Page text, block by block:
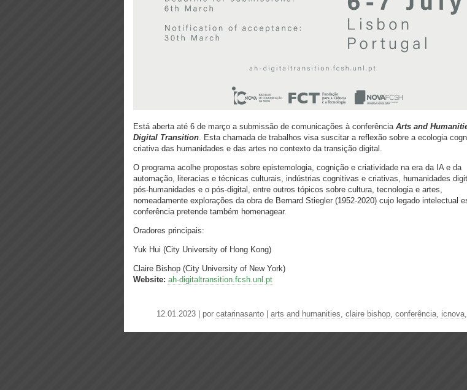
Está aberta até 6 de março a submissão de comunicações à conferência Arts and
Digital Transition. Esta chamada de trabalhos visa suscitar a reflexão sobre a ecologia
criativa das humanidades e das artes no contexto da transição digital.
O programa acolhe propostas sobre epistemologia, cognição e criatividade na era da IA e da
automação, literacias e técnicas culturais, indústrias cognitivas e criativas, humanidades
pós-humanidades e o pós-digital, entre outros tópicos sobre cultura, tecnologia e artes,
nomeadamente explorações da obra de Bernard Stiegler (1952-2020) cujo legado intelectual
conferência pretende também homenagear.
Oradores principais:
Yuk Hui (City University of Hong Kong)
Claire Bishop (City University of New York)
Website: ah-digitaltransition.fcsh.unl.pt
12.01.2023 | por catarinasanto arts and humanities, claire bishop, conferência, icnova,